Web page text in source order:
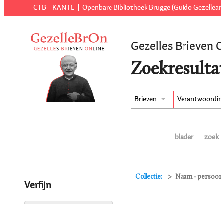
CTB - KANTL Openbare Bibliotheek Brugge (Guido
Gezelles Brieven
Brieven
blader zoek
Collectie: Naam -
Verfijn